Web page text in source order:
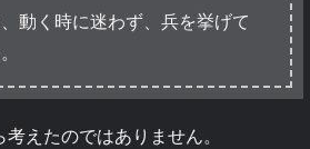
動く時に迷わず、兵を挙げて
えたのではありません。